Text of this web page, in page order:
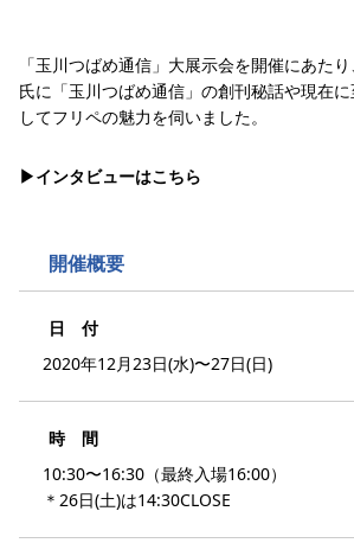
「玉川つばめ通信」大展示会を開催にあた
氏に「玉川つばめ通信」の創刊秘話や現在
してフリペの魅力を伺いました。
▶︎インタビューはこちら
開催概要
日 付
2020年12月23日(水)〜27日(日)
時 間
10:30〜16:30（最終入場16:00）
＊26日(土)は14:30CLOSE